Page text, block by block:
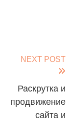
NEXT POST
Раскрутка и
продвижение
сайта и